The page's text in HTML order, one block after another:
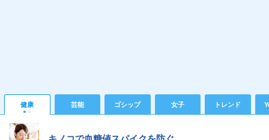
健康 芸能 ゴシップ 女子 トレンド